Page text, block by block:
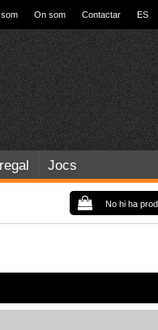
On som Contactar ES
Jocs
No hi ha